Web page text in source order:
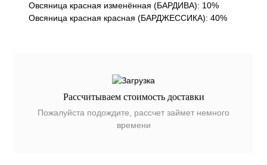
Овсяница красная изменённая (БАРДИВА): 10%
Овсяница красная красная (БАРДЖЕССИКА): 40%
Рассчитываем стоимость доставки
Пожалуйста подождите, рассчет займет немного
времени